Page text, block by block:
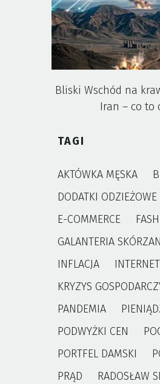
Bliski Wschód na
Iran – co to
TAGI
AKTÓWKA MĘSKA
DODATKI ODZIEŻOWE
E-COMMERCE
GALANTERIA
INFLACJA
INTERNET
KRYZYS
PANDEMIA
PODWYŻKI CEN
PORTFEL DAMSKI
PRĄD
RADOSŁAW